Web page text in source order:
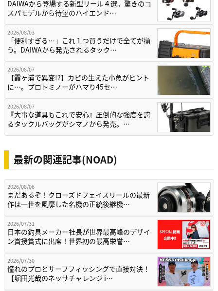
DAIWAから登場する新型リール４選。驚きのコ
スパモデルから待望のハイエンド…
2026/08/03
「便利すぎる…」これ１つ買うだけで全てが揃
う。DAIWAから発売されるタック…
2026/08/07
【霞ヶ浦で異変!?】カビの生えた小魚がヒント
に…。プロトミノーがハマり45セ…
2026/08/07
『大事な道具もこれで安心』圧倒的な強度を誇
るタックルバッグがシマノから発売。…
最新の関連記事(NOAD)
2026/08/06
まだあるぞ！クローズドフェイスリールの最新
作は一世を風靡した名機の正統後継機…
2026/07/31
日本の釣具メーカー社長が世界最高峰のデザイ
ン賞授賞式に出席！世界初の最高栄誉…
2026/07/30
憧れのプロとサーフフィッシングで直接対決！
【堀田光哉のネッサチャレンジ i…